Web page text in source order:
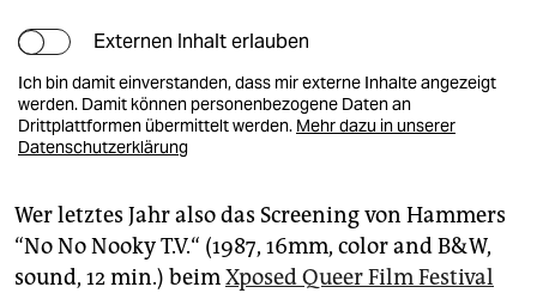
Externen Inhalt erlauben
Ich bin damit einverstanden, dass mir externe Inhalte angezeigt
werden. Damit können personenbezogene Daten an
Drittplattformen übermittelt werden. Mehr dazu in unserer
Datenschutzerklärung
Wer letztes Jahr also das Screening von Hammers
“No No Nooky T.V.“ (1987, 16mm, color and B&W,
sound, 12 min.) beimXposed Queer Film Festival